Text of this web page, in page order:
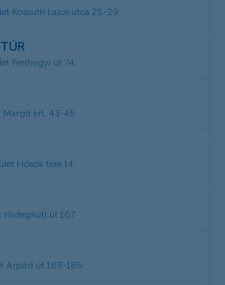
Kossuth Lajos utca 25-29.
Ferihegyi út 74.
Margit krt. 43-45.
Hősök tere 14.
Hidegkúti út 167
Árpád út 183-185